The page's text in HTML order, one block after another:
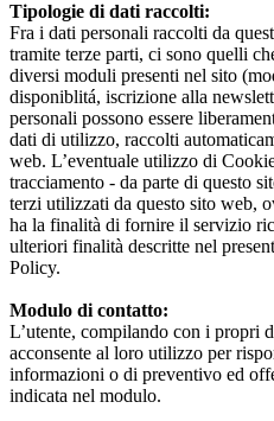
Tipologie di dati raccolti:
Fra i dati personali raccolti da
tramite terze parti, ci sono quelli
diversi moduli presenti nel sito
disponiblitá, iscrizione alla
personali possono essere
dati di utilizzo, raccolti
web. L’eventuale utilizzo di
tracciamento - da parte di questo
terzi utilizzati da questo sito web,
ha la finalità di fornire il servizio
ulteriori finalità descritte nel
Policy.
Modulo di contatto:
L’utente, compilando con i propri
acconsente al loro utilizzo per
informazioni o di preventivo ed
indicata nel modulo.